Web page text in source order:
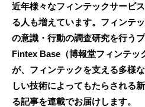
近年様々なフィンテックサービ
る人も増えています。フィンテ
の意識・行動の調査研究を行う
Fintex Base（博報堂フィンテッ
が、フィンテックを支える多様
しい技術によってもたらされる
る記事を連載でお届けします。